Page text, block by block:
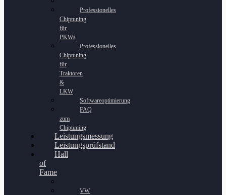
Professionelles
Chiptuning
für
PKWs
Professionelles
Chiptuning
für
Traktoren
&
LKW
Softwareoptimierung
FAQ
zum
Chiptuning
Leistungsmessung
Leistungsprüfstand
Hall
of
Fame
VW